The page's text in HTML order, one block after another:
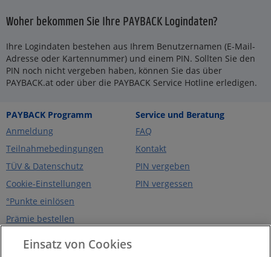
Woher bekommen Sie Ihre PAYBACK Logindaten?
Ihre Logindaten bestehen aus Ihrem Benutzernamen (E-Mail-
Adresse oder Kartennummer) und einem PIN. Sollten Sie den
PIN noch nicht vergeben haben, können Sie das über
PAYBACK.at oder über die PAYBACK Service Hotline erledigen.
PAYBACK Programm
Anmeldung
Teilnahmebedingungen
TÜV & Datenschutz
Cookie-Einstellungen
°Punkte einlösen
Prämie bestellen
Service und Beratung
FAQ
Kontakt
PIN vergeben
PIN vergessen
Über PAYBACK
Einsatz von Cookies